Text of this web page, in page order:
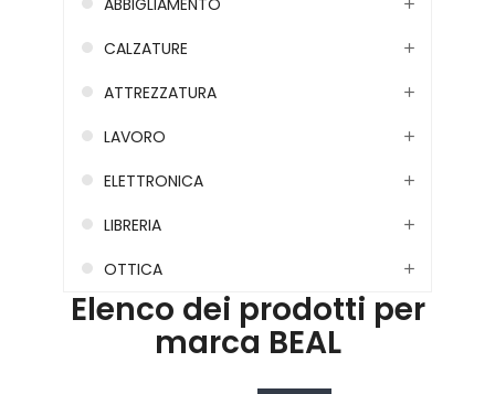
ABBIGLIAMENTO
CALZATURE
ATTREZZATURA
LAVORO
ELETTRONICA
LIBRERIA
OTTICA
Elenco dei prodotti per
marca BEAL